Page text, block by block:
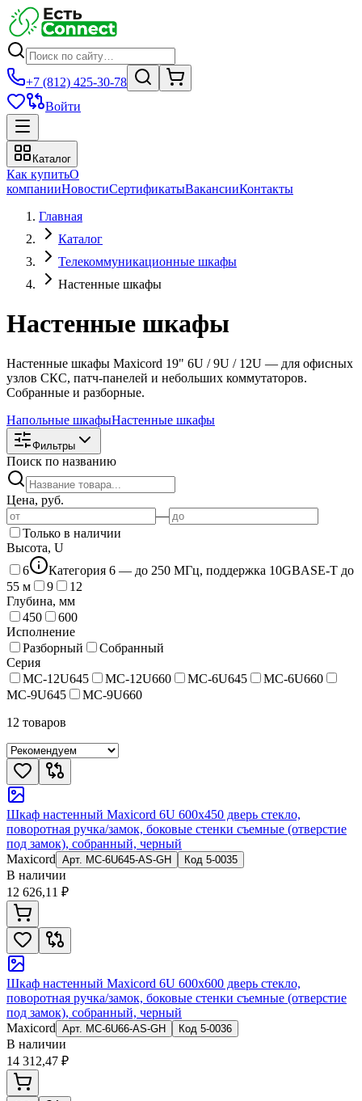
+7 (812) 425-30-78
Войти
Каталог
Как купитьО
компанииНовостиСертификатыВакансииКонтакты
Главная
Каталог
Телекоммуникационные шкафы
Настенные шкафы
Настенные шкафы
Настенные шкафы Maxicord 19" 6U / 9U / 12U — для офисных
узлов СКС, патч-панелей и небольших коммутаторов.
Собранные и разборные.
Напольные шкафыНастенные шкафы
Фильтры
Поиск по названию
Цена, руб.
—
Только в наличии
Высота, U
6
Категория 6 — до 250 МГц, поддержка 10GBASE-T до
55 м
9
12
Глубина, мм
450
600
Исполнение
Разборный
Собранный
Серия
MC-12U645
MC-12U660 MC-6U645
MC-6U660
MC-9U645
MC-9U660
12 товаров
Шкаф настенный Maxicord 6U 600x450 дверь стекло,
поворотная ручка/замок, боковые стенки съемные (отверстие
под замок), собранный, черный
Maxicord Арт. MC-6U645-AS-GH Код 5-0035
В наличии
12 626,11 ₽
Шкаф настенный Maxicord 6U 600x600 дверь стекло,
поворотная ручка/замок, боковые стенки съемные (отверстие
под замок), собранный, черный
Maxicord Арт. MC-6U66-AS-GH Код 5-0036
В наличии
14 312,47 ₽